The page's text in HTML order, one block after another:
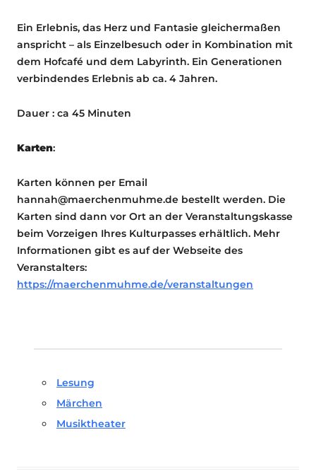
Ein Erlebnis, das Herz und Fantasie gleichermaßen
anspricht – als Einzelbesuch oder in Kombination mit
dem Hofcafé und dem Labyrinth. Ein Generationen
verbindendes Erlebnis ab ca. 4 Jahren.
Dauer : ca 45 Minuten
Karten:
Karten können per Email
hannah@maerchenmuhme.de bestellt werden. Die
Karten sind dann vor Ort an der Veranstaltungskasse
beim Vorzeigen Ihres Kulturpasses erhältlich. Mehr
Informationen gibt es auf der Webseite des
Veranstalters:
https://maerchenmuhme.de/veranstaltungen
Lesung
Märchen
Musiktheater